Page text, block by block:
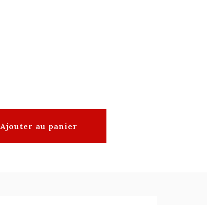
Ajouter au panier